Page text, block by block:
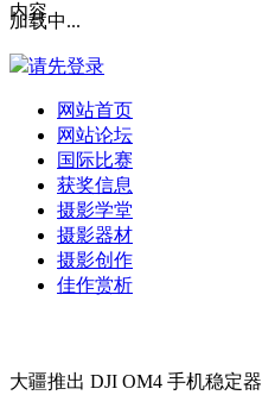
加载中...
请先登录
网站首页
网站论坛
国际比赛
获奖信息
摄影学堂
摄影器材
摄影创作
佳作赏析
内容
大疆推出 DJI OM4 手机稳定器